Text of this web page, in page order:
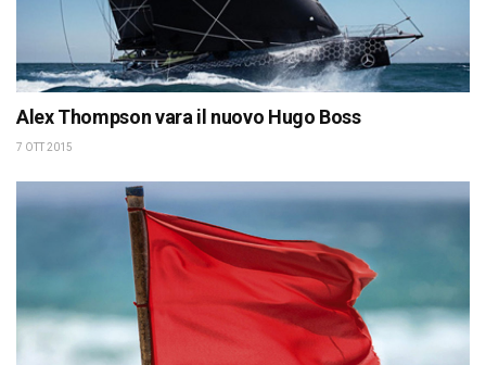
Alex Thompson vara il nuovo Hugo Boss
7 OTT 2015